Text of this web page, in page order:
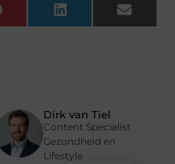
Pinterest LinkedIn Email
Dirk van Tiel
Content Specialist
Gezondheid en
Lifestyle